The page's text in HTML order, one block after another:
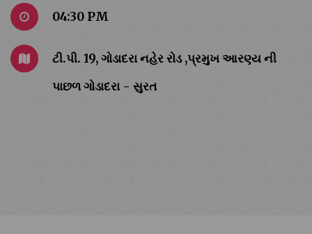
04:30 PM
ટી.પી. 19, ગોડાદરા નહેર રોડ ,પ્રમુખ આરણ્ય ની
પાછળ ગોડાદરા - સુરત